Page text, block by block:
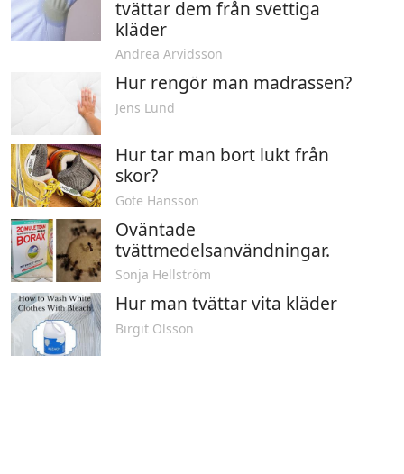
tvättar dem från svettiga
kläder
Andrea Arvidsson
Hur rengör man madrassen?
Jens Lund
Hur tar man bort lukt från
skor?
Göte Hansson
Oväntade
tvättmedelsanvändningar.
Sonja Hellström
Hur man tvättar vita kläder
Birgit Olsson